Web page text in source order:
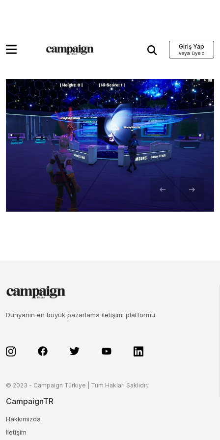
Giriş Yap
Dünyanın en büyük pazarlama iletişimi platformu.
© 2023 - Campaign Türkiye | Tüm Hakları Saklıdır.
CampaignTR
Hakkımızda
İletişim